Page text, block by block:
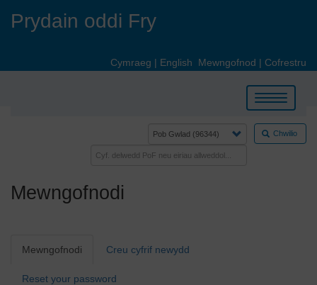
Prydain oddi Fry
Cymraeg | English Mewngofnod | Cofrestru
Toggle
navigation
Chwilio
Mewngofnodi
Primary
Mewngofnodi Creu cyfrif newydd
Reset your password